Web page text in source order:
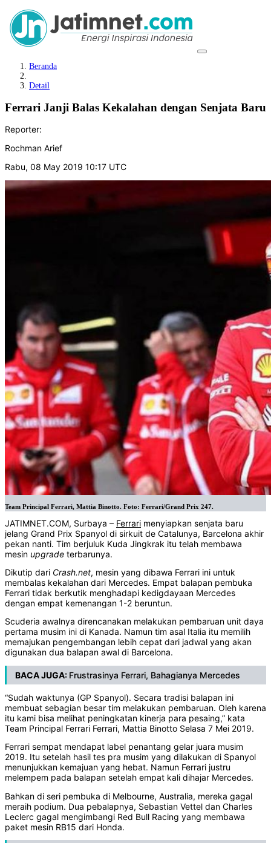
Beranda
Detail
Ferrari Janji Balas Kekalahan dengan Senjata Baru
Reporter:
Rochman Arief
Rabu, 08 May 2019 10:17 UTC
Team Principal Ferrari, Mattia Binotto. Foto: Ferrari/Grand Prix 247.
JATIMNET.COM, Surbaya – Ferrari menyiapkan senjata baru
jelang Grand Prix Spanyol di sirkuit de Catalunya, Barcelona akhir
pekan nanti. Tim berjuluk Kuda Jingkrak itu telah membawa
mesin upgrade terbarunya.
Dikutip dari Crash.net, mesin yang dibawa Ferrari ini untuk
membalas kekalahan dari Mercedes. Empat balapan pembuka
Ferrari tidak berkutik menghadapi kedigdayaan Mercedes
dengan empat kemenangan 1-2 beruntun.
Scuderia awalnya direncanakan melakukan pembaruan unit daya
pertama musim ini di Kanada. Namun tim asal Italia itu memilih
memajukan pengembangan lebih cepat dari jadwal yang akan
digunakan dua balapan awal di Barcelona.
BACA JUGA: Frustrasinya Ferrari, Bahagianya Mercedes
“Sudah waktunya (GP Spanyol). Secara tradisi balapan ini
membuat sebagian besar tim melakukan pembaruan. Oleh karena
itu kami bisa melihat peningkatan kinerja para pesaing,” kata
Team Principal Ferrari Ferrari, Mattia Binotto Selasa 7 Mei 2019.
Ferrari sempat mendapat label penantang gelar juara musim
2019. Itu setelah hasil tes pra musim yang dilakukan di Spanyol
menunjukkan kemajuan yang hebat. Namun Ferrari justru
melempem pada balapan setelah empat kali dihajar Mercedes.
Bahkan di seri pembuka di Melbourne, Australia, mereka gagal
meraih podium. Dua pebalapnya, Sebastian Vettel dan Charles
Leclerc gagal mengimbangi Red Bull Racing yang membawa
paket mesin RB15 dari Honda.